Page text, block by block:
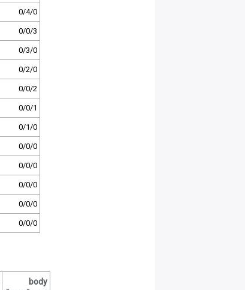
0/4/0
0/0/3
0/3/0
0/2/0
0/0/2
0/0/1
0/1/0
0/0/0
0/0/0
0/0/0
0/0/0
0/0/0
body